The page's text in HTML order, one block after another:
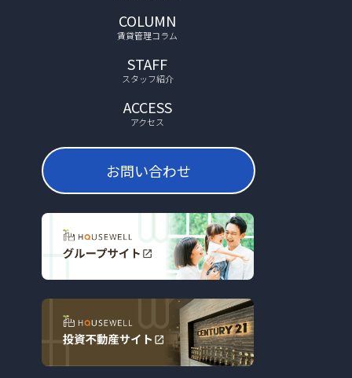
COLUMN
賃貸管理コラム
STAFF
スタッフ紹介
ACCESS
アクセス
お問い合わせ